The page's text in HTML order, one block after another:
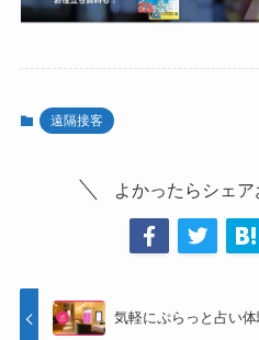
遠隔接客
よかったらシェア
気軽にぷらっと占い